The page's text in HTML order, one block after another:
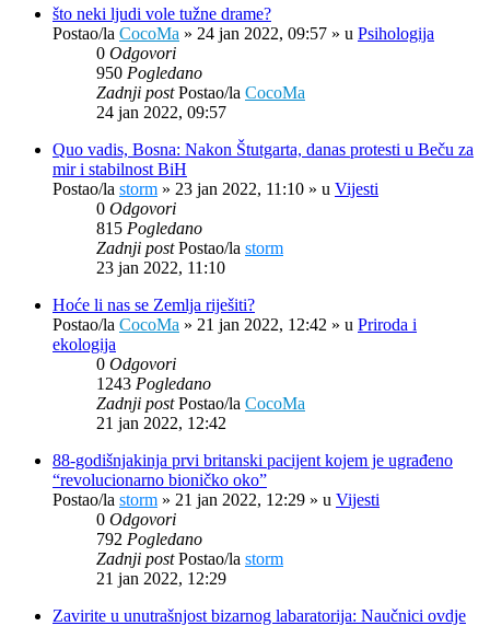
što neki ljudi vole tužne drame?
Postao/la CocoMa » 24 jan 2022, 09:57 » u Psihologija
0 Odgovori
950 Pogledano
Zadnji postPostao/la CocoMa
24 jan 2022, 09:57
Quo vadis, Bosna: Nakon Štutgarta, danas protesti u Beču za
mir i stabilnost BiH
Postao/la storm » 23 jan 2022, 11:10 » u Vijesti
0 Odgovori
815 Pogledano
Zadnji postPostao/la storm
23 jan 2022, 11:10
Hoće li nas se Zemlja riješiti?
Postao/la CocoMa » 21 jan 2022, 12:42 » u Priroda i
ekologija
0 Odgovori
1243 Pogledano
Zadnji postPostao/la CocoMa
21 jan 2022, 12:42
88-godišnjakinja prvi britanski pacijent kojem je ugrađeno
“revolucionarno bioničko oko”
Postao/la storm » 21 jan 2022, 12:29 » u Vijesti
0 Odgovori
792 Pogledano
Zadnji postPostao/la storm
21 jan 2022, 12:29
Zavirite u unutrašnjost bizarnog labaratorija: Naučnici ovdje